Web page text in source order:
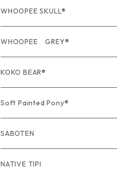
USA Fabric series数量限定
期間限定商品
WHOOPEE SKULL®
USA Fabric series数量限定
期間限定商品
WHOOPEE GREY®
KOKO BEAR®
USA Fabric series数量限定
Soft Painted Pony®
SABOTEN
USA Fabric series数量限定
NATIVE TIPI